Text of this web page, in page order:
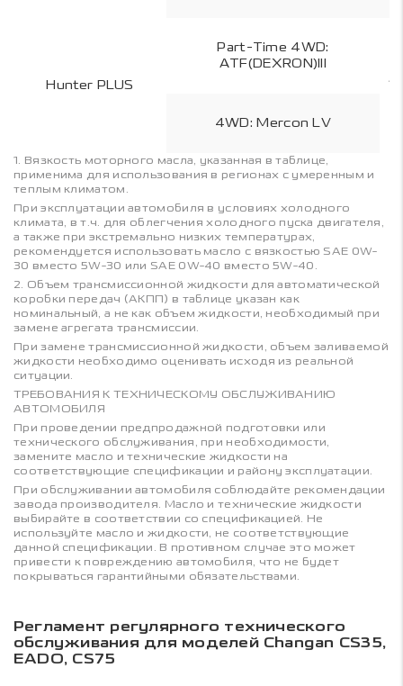
Hunter PLUS
Part-Time 4WD:
ATF(DEXRON)III
4WD: Mercon LV
1. Вязкость моторного масла, указанная в таблице,
применима для использования в регионах с умеренным и
теплым климатом.
При эксплуатации автомобиля в условиях холодного
климата, в т.ч. для облегчения холодного пуска двигателя,
а также при экстремально низких температурах,
рекомендуется использовать масло с вязкостью SAE 0W-
30 вместо 5W-30 или SAE 0W-40 вместо 5W-40.
2. Объем трансмиссионной жидкости для автоматической
коробки передач (АКПП) в таблице указан как
номинальный, а не как объем жидкости, необходимый при
замене агрегата трансмиссии.
При замене трансмиссионной жидкости, объем заливаемой
жидкости необходимо оценивать исходя из реальной
ситуации.
ТРЕБОВАНИЯ К ТЕХНИЧЕСКОМУ ОБСЛУЖИВАНИЮ
АВТОМОБИЛЯ
При проведении предпродажной подготовки или
технического обслуживания, при необходимости,
замените масло и технические жидкости на
соответствующие спецификации и району эксплуатации.
При обслуживании автомобиля соблюдайте рекомендации
завода производителя. Масло и технические жидкости
выбирайте в соответствии со спецификацией. Не
используйте масло и жидкости, не соответствующие
данной спецификации. В противном случае это может
привести к повреждению автомобиля, что не будет
покрываться гарантийными обязательствами.
Регламент регулярного технического
обслуживания для моделей Changan CS35,
EADO, CS75